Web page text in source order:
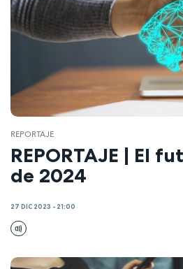
REPORTAJE
REPORTAJE | El
de 2024
27 DIC 2023 - 21:00